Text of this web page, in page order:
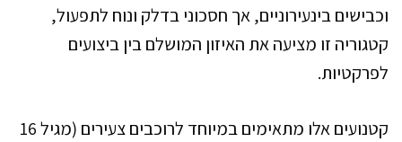
וכבישים בינעירוניים, אך חסכוני בדלק ונוח לתפעול,
קטגוריה זו מציעה את האיזון המושלם בין ביצועים
לפרקטיות.
קטנועים אלו מתאימים במיוחד לרוכבים צעירים (מגיל 16